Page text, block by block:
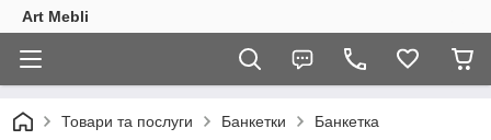
Art Mebli
Товари та послуги Банкетки Банкетка